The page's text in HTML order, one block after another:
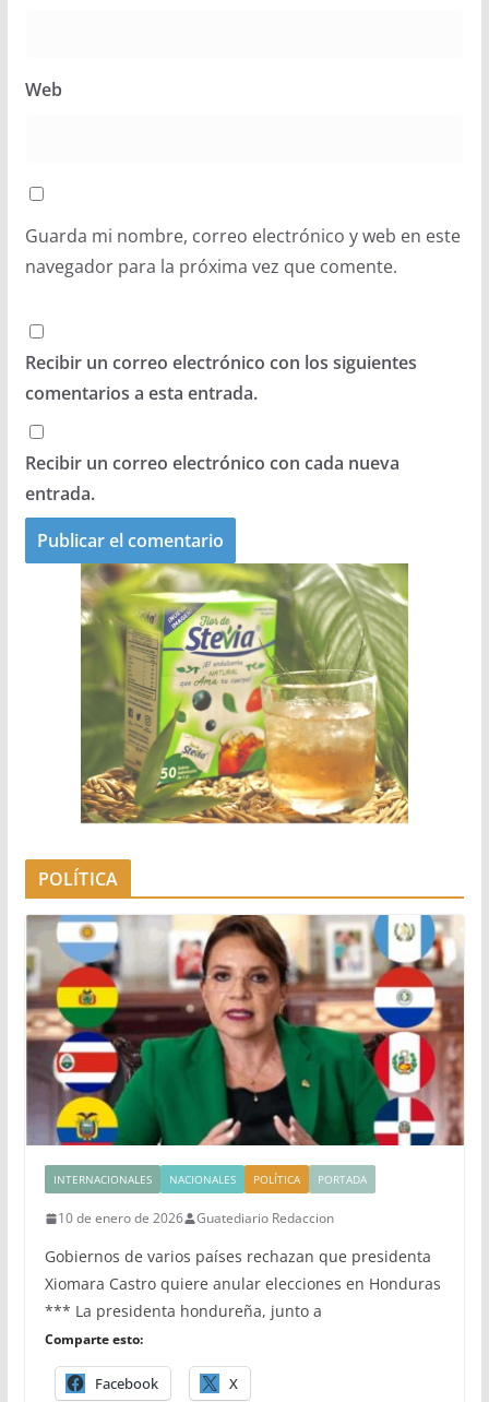
Web
Guarda mi nombre, correo electrónico y web en este
navegador para la próxima vez que comente.
Recibir un correo electrónico con los siguientes
comentarios a esta entrada.
Recibir un correo electrónico con cada nueva
entrada.
POLÍTICA
INTERNACIONALES NACIONALES POLÍTICA PORTADA
10 de enero de 2026 Guatediario Redaccion
Gobiernos de varios países rechazan que presidenta
Xiomara Castro quiere anular elecciones en Honduras
*** La presidenta hondureña, junto a
Comparte esto:
Facebook X